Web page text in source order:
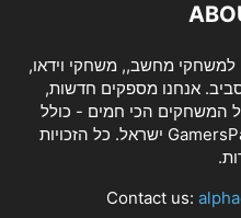
למשחקי מחשב,, משחקי וידאו,
אנחנו מספקים חדשות,
המשחקים הכי חמים - כולל
משחקים ישראלים.©2026 GamersPack ישראל. כל הזכויות
Contact us: